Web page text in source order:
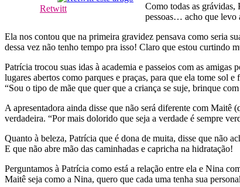
Retwitt
Como todas as grávidas,
pessoas… acho que levo
Ela nos contou que na primeira gravidez pensava como seria
dessa vez não tenho tempo pra isso! Claro que estou curtindo
Patrícia trocou suas idas à academia e passeios com as
lugares abertos como parques e praças, para que ela tome
“Sou o tipo de mãe que quer que a criança se suje, brinque
A apresentadora ainda disse que não será diferente com Maitê
verdadeira. “Por mais dolorido que seja a verdade é sempre
Quanto à beleza, Patrícia que é dona de muita, disse que não
E que não abre mão das caminhadas e capricha na hidratação!
Perguntamos à Patrícia como está a relação entre ela e Nina
Maitê seja como a Nina, quero que cada uma tenha sua